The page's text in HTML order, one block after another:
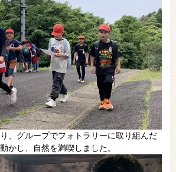
、グループでフォトラリーに取り組んだ
かし、自然を満喫しました。